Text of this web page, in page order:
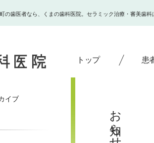
の歯医者なら、くまの歯科医院。セラミック治療・審美歯科
トップ 患
お知らせ詳細
イブ